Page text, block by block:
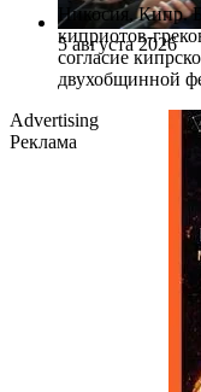
5 августа 2026
Никосия, Кипр.
киприотов-
согласие
двухобщинной
Advertising
Реклама